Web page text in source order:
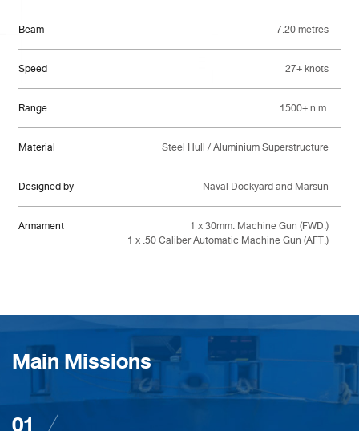
Beam 7.20 metres
Speed 27+ knots
Range 1500+ n.m.
Material Steel Hull / Aluminium Superstructure
Designed by Naval Dockyard and Marsun
Armament
1 x 30mm. Machine Gun (FWD.)
1 x .50 Caliber Automatic Machine Gun (AFT.)
Main Missions